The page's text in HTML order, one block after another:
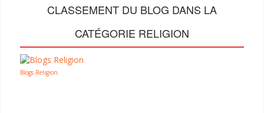
CLASSEMENT DU BLOG DANS LA
CATÉGORIE RELIGION
Blogs Religion